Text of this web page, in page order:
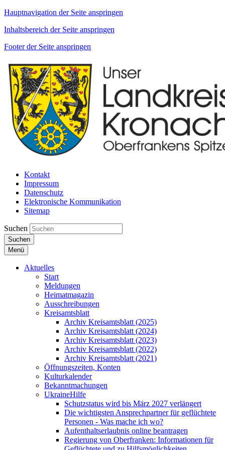
Hauptnavigation der Seite anspringen
Inhaltsbereich der Seite anspringen
Footer der Seite anspringen
Kontakt
Impressum
Datenschutz
Elektronische Kommunikation
Sitemap
Suchen
Suchen
Menü
Aktuelles
Start
Meldungen
Heimatmagazin
Ausschreibungen
Kreisamtsblatt
Archiv Kreisamtsblatt (2025)
Archiv Kreisamtsblatt (2024)
Archiv Kreisamtsblatt (2023)
Archiv Kreisamtsblatt (2022)
Archiv Kreisamtsblatt (2021)
Öffnungszeiten, Konten
Kulturkalender
Bekanntmachungen
UkraineHilfe
Schutzstatus wird bis März 2027 verlängert
Die wichtigsten Ansprechpartner für geflüchtete
Personen - Was mache ich wo?
Aufenthaltserlaubnis online beantragen
Regierung von Oberfranken: Informationen für